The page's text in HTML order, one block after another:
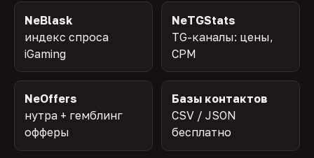
NeBlask
индекс спроса
iGaming
NeTGStats
TG-каналы: цены,
CPM
NeOffers
нутра + гемблинг
офферы
Базы контактов
CSV / JSON
бесплатно